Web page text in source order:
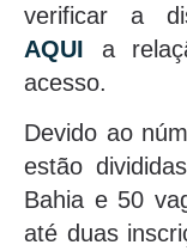
verificar a
AQUI a
acesso.
Devido ao
estão
Bahia e 50
até duas